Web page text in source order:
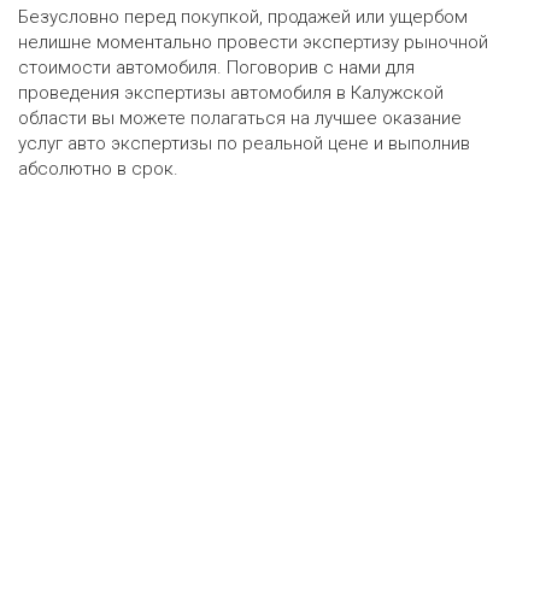
Безусловно перед покупкой, продажей или ущербом
нелишне моментально провести экспертизу рыночной
стоимости автомобиля. Поговорив с нами для
проведения экспертизы автомобиля в Калужской
области вы можете полагаться на лучшее оказание
услуг авто экспертизы по реальной цене и выполнив
абсолютно в срок.